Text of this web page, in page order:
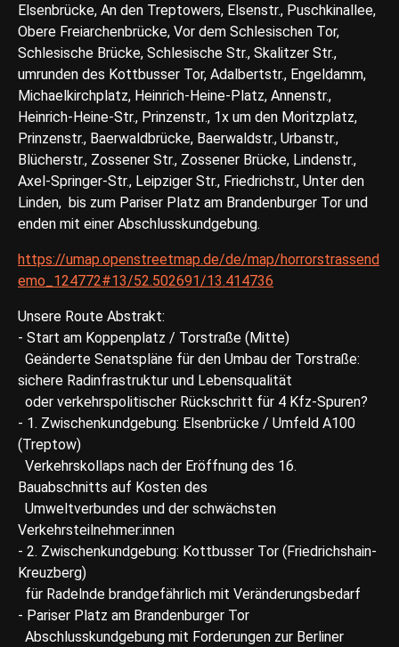
Elsenbrücke, An den Treptowers, Elsenstr., Puschkinallee,
Obere Freiarchenbrücke, Vor dem Schlesischen Tor,
Schlesische Brücke, Schlesische Str., Skalitzer Str.,
umrunden des Kottbusser Tor, Adalbertstr., Engeldamm,
Michaelkirchplatz, Heinrich-Heine-Platz, Annenstr.,
Heinrich-Heine-Str., Prinzenstr., 1x um den Moritzplatz,
Prinzenstr., Baerwaldbrücke, Baerwaldstr., Urbanstr.,
Blücherstr., Zossener Str., Zossener Brücke, Lindenstr.,
Axel-Springer-Str., Leipziger Str., Friedrichstr., Unter den
Linden, bis zum Pariser Platz am Brandenburger Tor und
enden mit einer Abschlusskundgebung.
https://umap.openstreetmap.de/de/map/horrorstrassend
emo_124772#13/52.502691/13.414736
Unsere Route Abstrakt:
- Start am Koppenplatz / Torstraße (Mitte)
Geänderte Senatspläne für den Umbau der Torstraße:
sichere Radinfrastruktur und Lebensqualität
oder verkehrspolitischer Rückschritt für 4 Kfz-Spuren?
- 1. Zwischenkundgebung: Elsenbrücke / Umfeld A100
(Treptow)
Verkehrskollaps nach der Eröffnung des 16.
Bauabschnitts auf Kosten des
Umweltverbundes und der schwächsten
Verkehrsteilnehmer:innen
- 2. Zwischenkundgebung: Kottbusser Tor (Friedrichshain-
Kreuzberg)
für Radelnde brandgefährlich mit Veränderungsbedarf
- Pariser Platz am Brandenburger Tor
Abschlusskundgebung mit Forderungen zur Berliner